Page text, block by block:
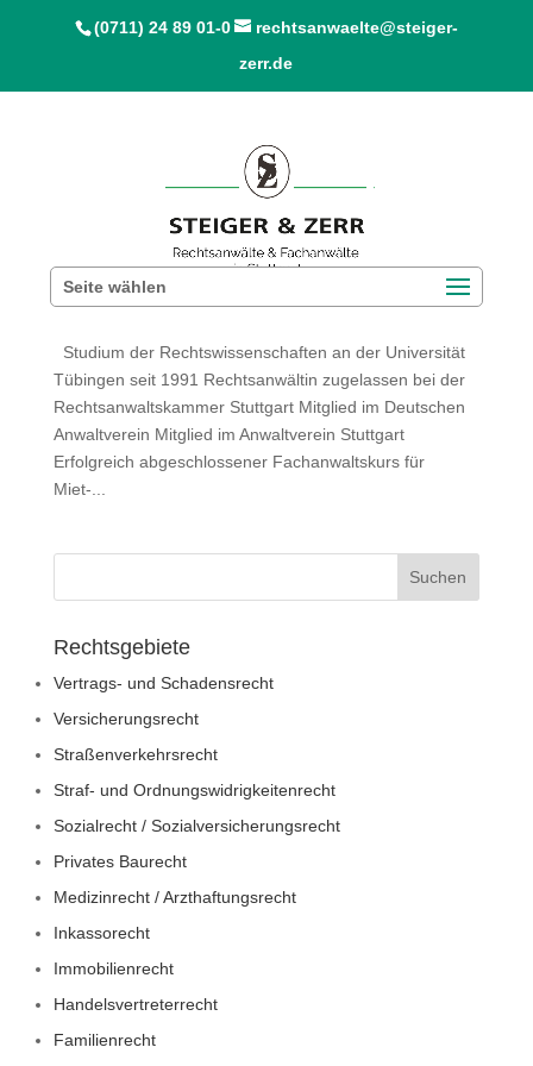
(0711) 24 89 01-0
rechtsanwaelte@steiger-
zerr.de
Seite wählen
Corinna Schröder-Hafemann
Studium der Rechtswissenschaften an der Universität
Tübingen seit 1991 Rechtsanwältin zugelassen bei der
Rechtsanwaltskammer Stuttgart Mitglied im Deutschen
Anwaltverein Mitglied im Anwaltverein Stuttgart
Erfolgreich abgeschlossener Fachanwaltskurs für
Miet-...
Rechtsgebiete
Vertrags- und Schadensrecht
Versicherungsrecht
Straßenverkehrsrecht
Straf- und Ordnungswidrigkeitenrecht
Sozialrecht / Sozialversicherungsrecht
Privates Baurecht
Medizinrecht / Arzthaftungsrecht
Inkassorecht
Immobilienrecht
Handelsvertreterrecht
Familienrecht